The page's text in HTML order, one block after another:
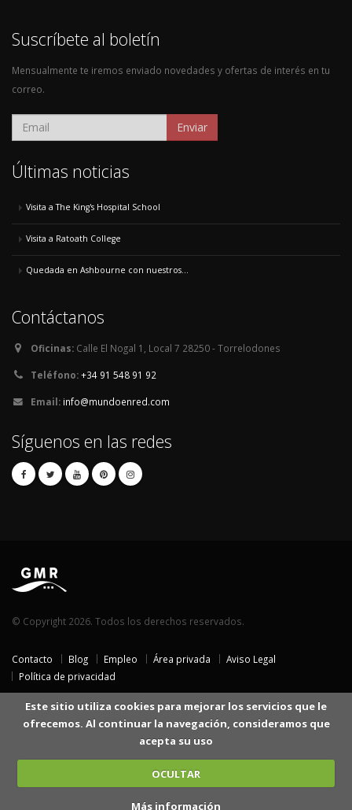
Suscríbete al boletín
Mensualmente te iremos enviado novedades y ofertas de interés en tu
correo.
Enviar
Últimas noticias
Visita a The King's Hospital School
Visita a Ratoath College
Quedada en Ashbourne con nuestros...
Contáctanos
Oficinas: Calle El Nogal 1, Local 7 28250 - Torrelodones
Teléfono:+34 91 548 91 92
Email: info@mundoenred.com
Síguenos en las redes
© Copyright 2026. Todos los derechos reservados.
Contacto Blog Empleo Área privada
Aviso Legal
Política de privacidad
Este sitio utiliza cookies para mejorar los servicios que le
ofrecemos. Al continuar la navegación, consideramos que
acepta su uso
OCULTAR
Más información